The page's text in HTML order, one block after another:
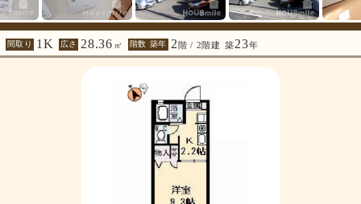
間取り 1K 広さ 28.36 ㎡ 階数 築年 2階 / 2階建 築23年